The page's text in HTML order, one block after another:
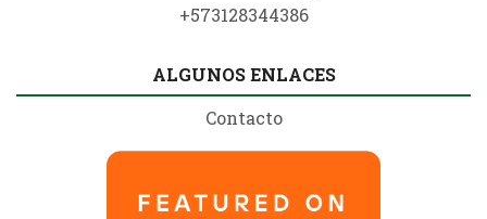
+573128344386
ALGUNOS ENLACES
Contacto